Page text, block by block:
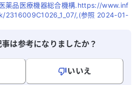
薬品医療機器総合機構.https://www.inf
,(参照 2024-01-
は参考になりましたか？
いいえ